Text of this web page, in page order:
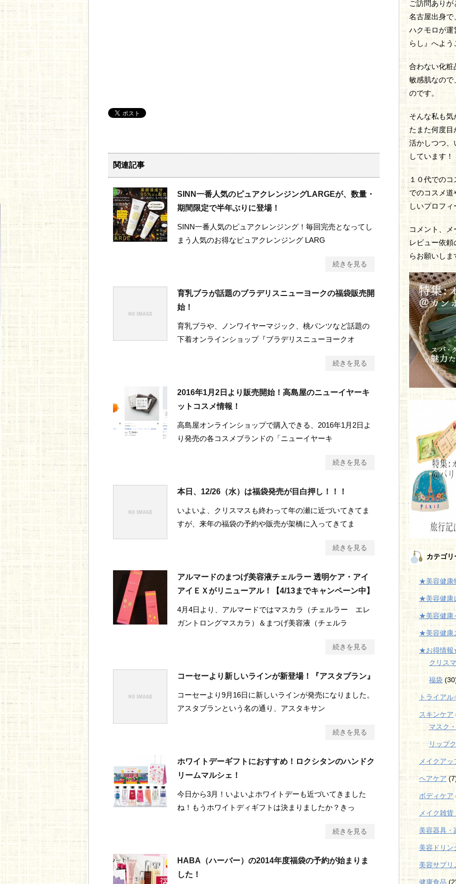
関連記事
SINN一番人気のピュアクレンジングLARGEが、数量・
期間限定で半年ぶりに登場！
SINN一番人気のピュアクレンジング！毎回完売となってし
まう人気のお得なピュアクレンジング LARG
続きを見る
育乳ブラが話題のブラデリスニューヨークの福袋販売開
始！
育乳ブラや、ノンワイヤーマジック、桃パンツなど話題の
下着オンラインショップ『ブラデリスニューヨークオ
続きを見る
2016年1月2日より販売開始！高島屋のニューイヤーキ
ットコスメ情報！
高島屋オンラインショップで購入できる、2016年1月2日よ
り発売の各コスメブランドの「ニューイヤーキ
続きを見る
本日、12/26（水）は福袋発売が目白押し！！！
いよいよ、クリスマスも終わって年の瀬に近づいてきてま
すが、来年の福袋の予約や販売が架橋に入ってきてま
続きを見る
アルマードのまつげ美容液チェルラー 透明ケア・アイ
アイＥＸがリニューアル！【4/13までキャンペーン中】
4月4日より、アルマードではマスカラ（チェルラー エレ
ガントロングマスカラ）＆まつげ美容液（チェルラ
続きを見る
コーセーより新しいラインが新登場！『アスタブラン』
コーセーより9月16日に新しいラインが発売になりました。
アスタブランという名の通り、アスタキサン
続きを見る
ホワイトデーギフトにおすすめ！ロクシタンのハンドク
リームマルシェ！
今日から3月！いよいよホワイトデーも近づいてきました
ね！もうホワイトディギフトは決まりましたか？きっ
続きを見る
HABA（ハーバー）の2014年度福袋の予約が始まりま
した！
ご訪問ありが
名古屋出身で
ハクモロが運
らし』へよう
合わない化粧
敏感肌なので
のです。
そんな私も気
たまた何度
活かしつつ、
しています！
１０代での
でのコスメ道
しいプロフィ
コメント、メ
レビュー依頼
らお願いしま
カテゴリ
★美容健康
★美容健康
★美容健康
★美容健康
★お得情
クリス
福袋
トライアル
スキンケア
マスク
リップ
メイクアッ
ヘアケア
ボディケア
メイク雑貨
美容器具・
美容ドリン
美容サプリ
健康食品